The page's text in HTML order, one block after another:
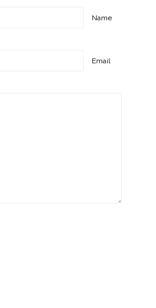
Name
Email